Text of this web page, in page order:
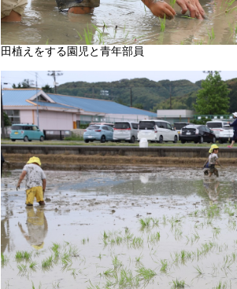
田植えをする園児と青年部員